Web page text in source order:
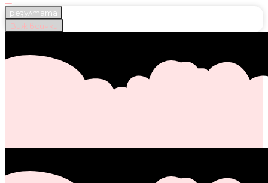
резултата
Виж всички